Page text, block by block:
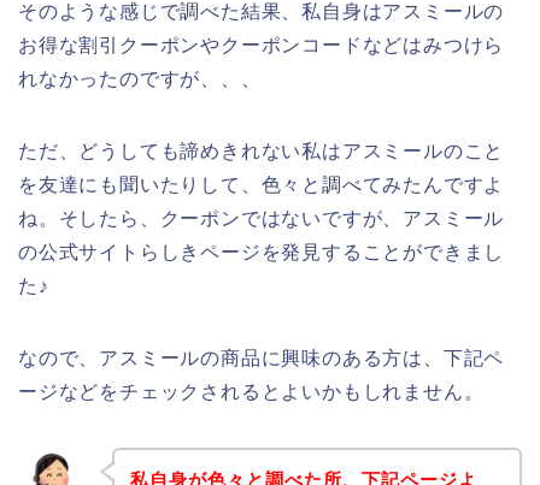
そのような感じで調べた結果、私自身はアスミールの
お得な割引クーポンやクーポンコードなどはみつけら
れなかったのですが、、、
ただ、どうしても諦めきれない私はアスミールのこと
を友達にも聞いたりして、色々と調べてみたんですよ
ね。そしたら、クーポンではないですが、アスミール
の公式サイトらしきページを発見することができまし
た♪
なので、アスミールの商品に興味のある方は、下記ペ
ージなどをチェックされるとよいかもしれません。
私自身が色々と調べた所、下記ページよ